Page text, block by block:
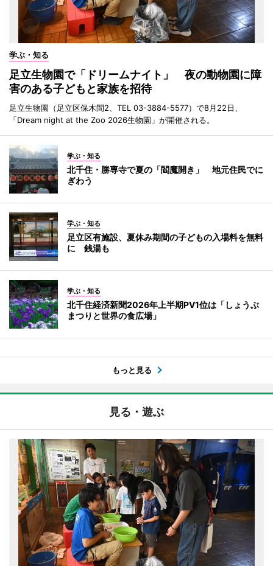
学ぶ・知る
足立生物園で「ドリームナイト」 夜の動物園に障
害のある子どもと家族を招待
足立生物園（足立区保木間2、TEL 03-3884-5577）で8月22日、
「Dream night at the Zoo 2026生物園」が開催される。
学ぶ・知る
北千住・勝専寺で夏の「閻魔開き」 地元住民でに
ぎわう
学ぶ・知る
足立区有施設、夏休み期間の子どもの入場料を無料
に 銭湯も
学ぶ・知る
北千住経済新聞2026年上半期PV1位は「しょうぶ
まつりと世界の食広場」
もっと見る
見る・遊ぶ